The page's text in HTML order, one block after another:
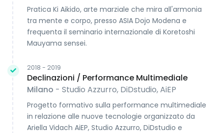
Pratica Ki Aikido, arte marziale che mira all'armonia
tra mente e corpo, presso ASIA Dojo Modena e
frequenta il seminario internazionale di Koretoshi
Mauyama sensei.
2018 - 2019
Declinazioni / Performance Multimediale
Milano - Studio Azzurro, DiDstudio, AiEP
Progetto formativo sulla performance multimediale
in relazione alle nuove tecnologie organizzato da
Ariella Vidach AiEP, Studio Azzurro, DiDstudio e